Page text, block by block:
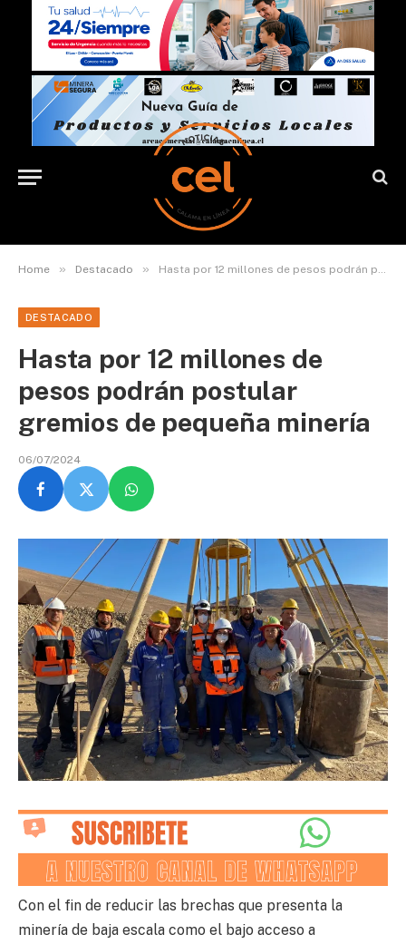
Home » Destacado » Hasta por 12 millones de pesos podrán postular gremios de pequeña minería
DESTACADO
Hasta por 12 millones de
pesos podrán postular
gremios de pequeña minería
06/07/2024
Con el fin de reducir las brechas que presenta la
minería de baja escala como el bajo acceso a